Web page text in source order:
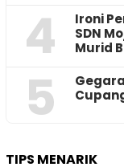
4
Ironi
SDN
Murid
5
TIPS MENARIK